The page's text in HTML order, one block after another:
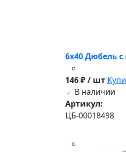
6х40 Дюбель
146 ₽ / шт
В наличии
Артикул:
ЦБ-00018498